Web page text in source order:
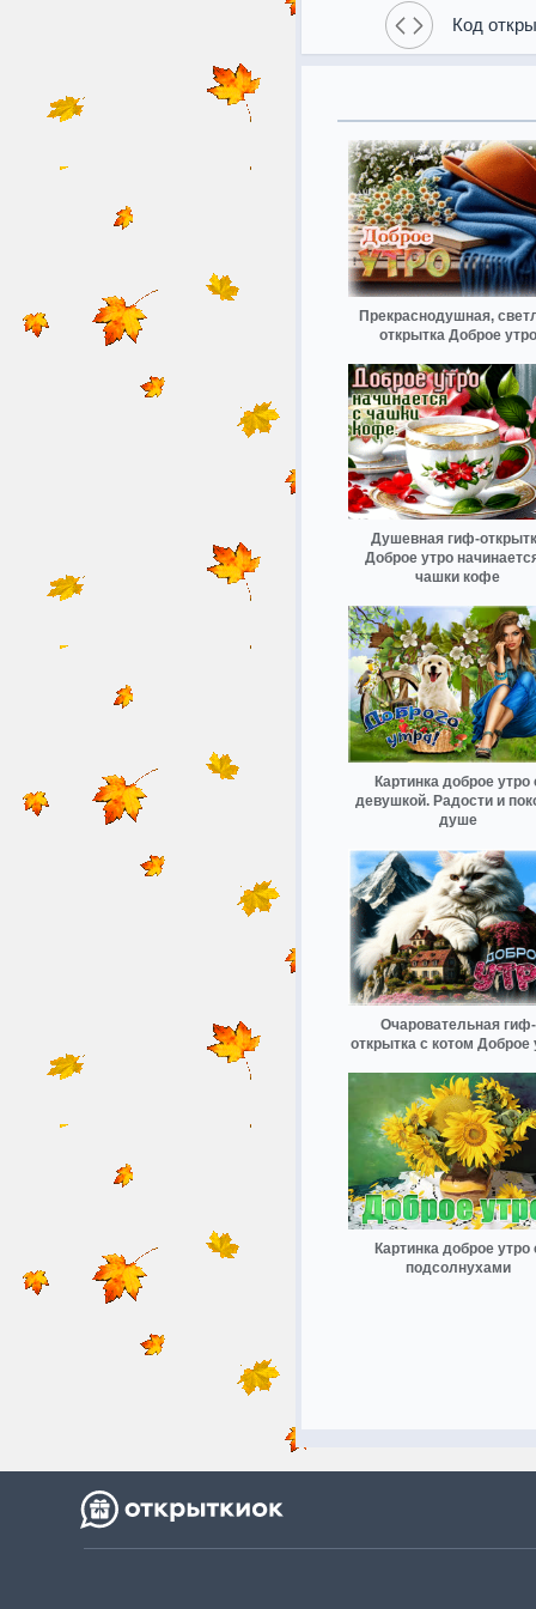
Код
Прекраснодушная,
открытка Доброе утро
Душевная гиф-
Доброе утро
чашки кофе
Картинка доброе утро
девушкой. Радости и
душе
Очаровательная гиф-
открытка с котом Доброе
Картинка доброе утро
подсолнухами